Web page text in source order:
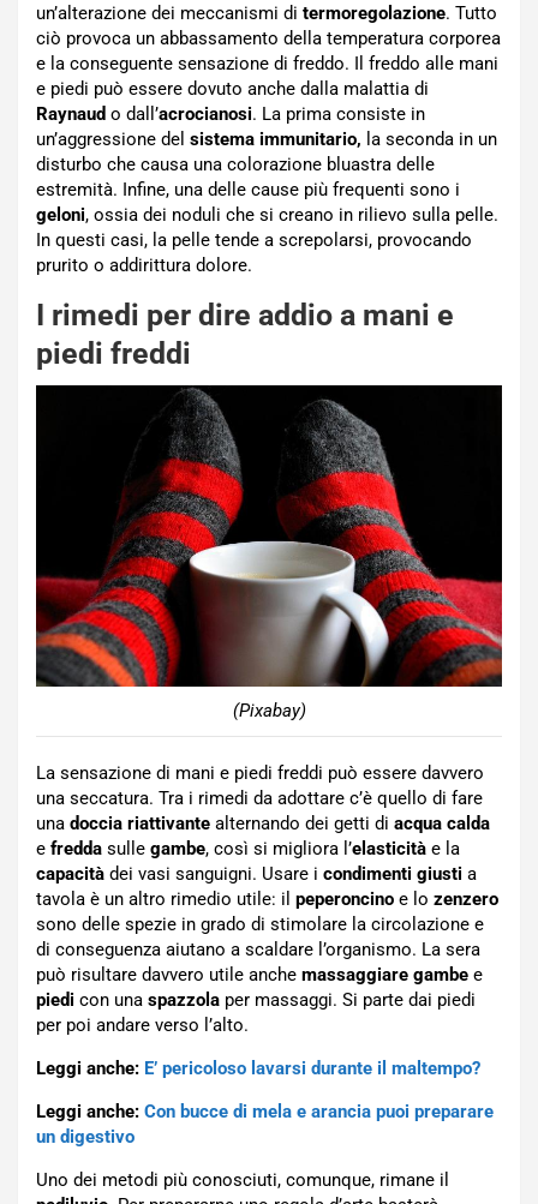
un’alterazione dei meccanismi di termoregolazione. Tutto
ciò provoca un abbassamento della temperatura corporea
e la conseguente sensazione di freddo. Il freddo alle mani
e piedi può essere dovuto anche dalla malattia di
Raynaud o dall’acrocianosi. La prima consiste in
un’aggressione del sistema immunitario, la seconda in un
disturbo che causa una colorazione bluastra delle
estremità. Infine, una delle cause più frequenti sono i
geloni, ossia dei noduli che si creano in rilievo sulla pelle.
In questi casi, la pelle tende a screpolarsi, provocando
prurito o addirittura dolore.
I rimedi per dire addio a mani e
piedi freddi
(Pixabay)
La sensazione di mani e piedi freddi può essere davvero
una seccatura. Tra i rimedi da adottare c’è quello di fare
una doccia riattivante alternando dei getti di acqua calda
e fredda sulle gambe, così si migliora l’elasticità e la
capacità dei vasi sanguigni. Usare i condimenti giusti a
tavola è un altro rimedio utile: il peperoncino e lo zenzero
sono delle spezie in grado di stimolare la circolazione e
di conseguenza aiutano a scaldare l’organismo. La sera
può risultare davvero utile anche massaggiare gambe e
piedi con una spazzola per massaggi. Si parte dai piedi
per poi andare verso l’alto.
Leggi anche: E’ pericoloso lavarsi durante il maltempo?
Leggi anche: Con bucce di mela e arancia puoi preparare
un digestivo
Uno dei metodi più conosciuti, comunque, rimane il